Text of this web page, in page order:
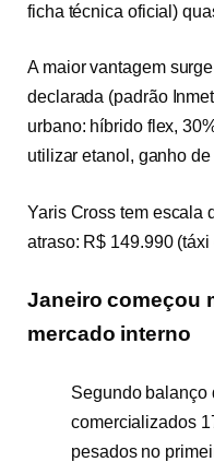
ficha técnica oficial)
A maior vantagem
declarada (padrão
urbano: híbrido flex,
utilizar etanol, ganho
Yaris Cross tem escala
atraso: R$ 149.990
Janeiro começou
mercado interno
Segundo balanço
comercializados
pesados no